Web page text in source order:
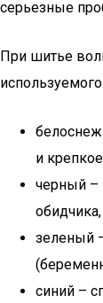
серьезные
При шитье
и
черный –
зеленый
синий –